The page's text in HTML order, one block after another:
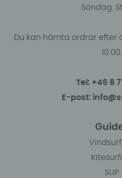
Söndag:
Du kan hämta ordrar efter
10.00.
Tel: +46 8
E-post:
SUP